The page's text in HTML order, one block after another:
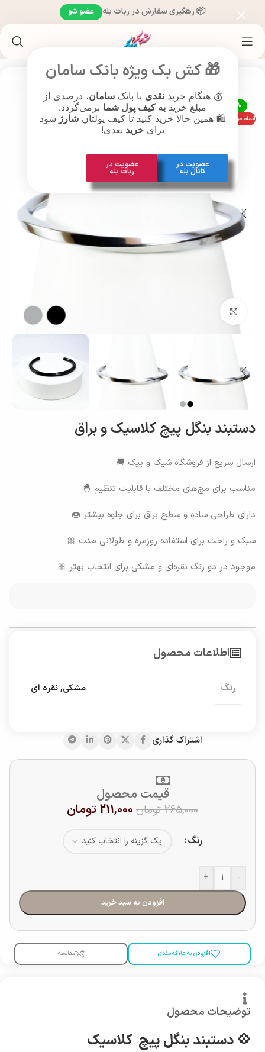
🎁 کش بک ویژه بانک سامان
💰 هنگام خریدنقدی با بانکسامان، درصدی از
مبلغ خرید به کیف پول شما برمی‌گردد.
🛍️ همین حالا خرید کنید تا کیف پولتانشارژ شود
برایخرید بعدی!
عضویت در
کانال بله
عضویت در
ربات بله
📦 رهگیری سفارش در ربات بله عضو شو
-20%
اتمام موجودی
دستبند بنگل پیچ کلاسیک و براق
ارسال سریع از فروشگاه شیک و پیک 🚚
مناسب برای مچ‌های مختلف با قابلیت تنظیم 🐣
دارای طراحی ساده و سطح براق برای جلوه بیشتر 🍩
سبک و راحت برای استفاده روزمره و طولانی مدت 🎀
موجود در دو رنگ نقره‌ای و مشکی برای انتخاب بهتر 🎀
اطلاعات محصول
رنگ مشکی,نقره ای
اشتراک گذاری
قیمت محصول
265,000تومان 211,000 تومان
رنگ
-
+
افزودن به سبد خرید
افزودن به علاقه مندی مقایسه
توضیحات محصول
💠 دستبند بنگل پیچ کلاسیک